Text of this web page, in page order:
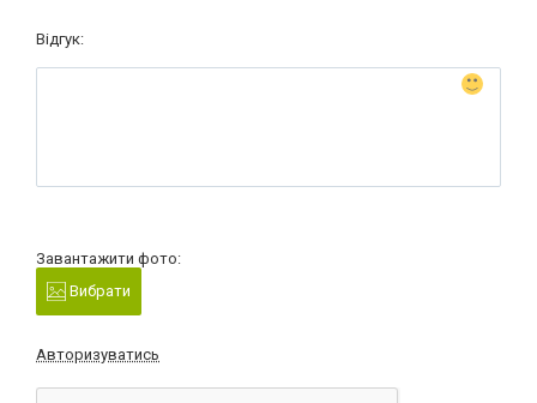
Відгук:
Завантажити фото:
Вибрати
Авторизуватись